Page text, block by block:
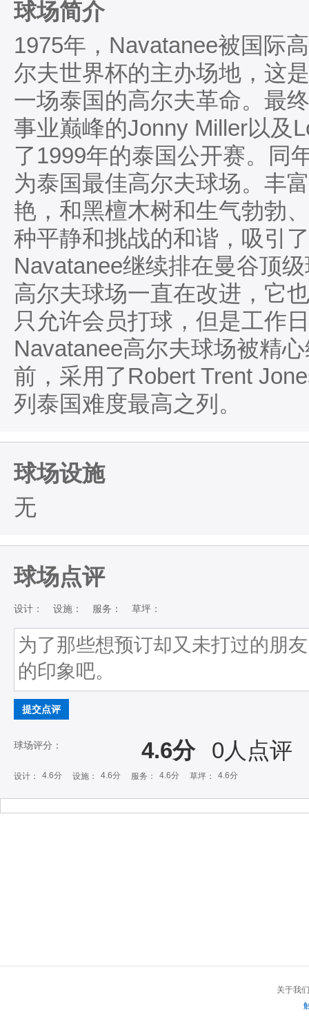
球场简介
1975年，Navatanee被国际
尔夫世界杯的主办场地，这
一场泰国的高尔夫革命。最
事业巅峰的Jonny Miller以及
了1999年的泰国公开赛。同
为泰国最佳高尔夫球场。丰
艳，和黑檀木树和生气勃勃
种平静和挑战的和谐，吸引
Navatanee继续排在曼谷顶
高尔夫球场一直在改进，它
只允许会员打球，但是工作
Navatanee高尔夫球场被精
前，采用了Robert Trent
列泰国难度最高之列。
球场设施
无
球场点评
设计： 设施： 服务： 草坪：
提交点评
球场评分： 4.6分 0人点评
设计： 4.6分 设施： 4.6分 服务： 4.6分 草坪： 4.6分
关于我们